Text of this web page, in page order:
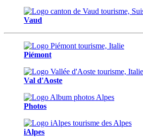
Vaud
Piémont
Val d'Aoste
Photos
iAlpes